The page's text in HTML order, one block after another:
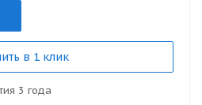
в 1 клик
3 года